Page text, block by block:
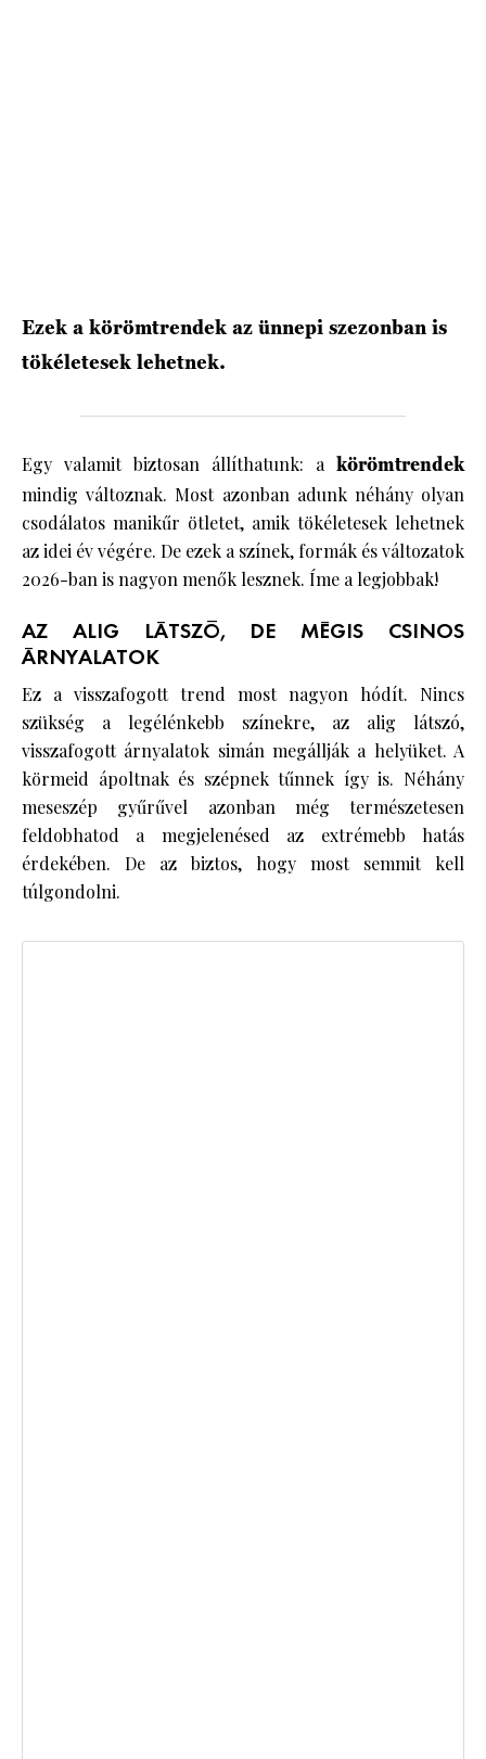
Ezek a körömtrendek az ünnepi szezonban is
tökéletesek lehetnek.
Egy valamit biztosan állíthatunk: a körömtrendek
mindig változnak. Most azonban adunk néhány olyan
csodálatos manikűr ötletet, amik tökéletesek lehetnek
az idei év végére. De ezek a színek, formák és változatok
2026-ban is nagyon menők lesznek. Íme a legjobbak!
AZ ALIG LÁTSZÓ, DE MÉGIS CSINOS
ÁRNYALATOK
Ez a visszafogott trend most nagyon hódít. Nincs
szükség a legélénkebb színekre, az alig látszó,
visszafogott árnyalatok simán megállják a helyüket. A
körmeid ápoltnak és szépnek tűnnek így is. Néhány
meseszép gyűrűvel azonban még természetesen
feldobhatod a megjelenésed az extrémebb hatás
érdekében. De az biztos, hogy most semmit kell
túlgondolni.